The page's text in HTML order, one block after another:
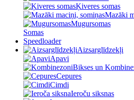
Ķiveres somas
Mazāki
Mugursomas
Somas
Speedloader
Aizsarglīdzekļi
Apavi
Bikses un
Cepures
Cimdi
Ieroču siksnas